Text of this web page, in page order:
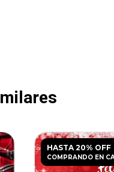
HASTA 20% OFF
COMPRANDO EN